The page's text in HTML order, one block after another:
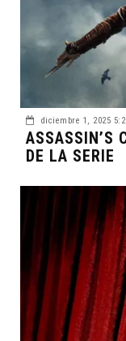
diciembre 1, 2025
ASSASSIN’S
DE LA SERIE